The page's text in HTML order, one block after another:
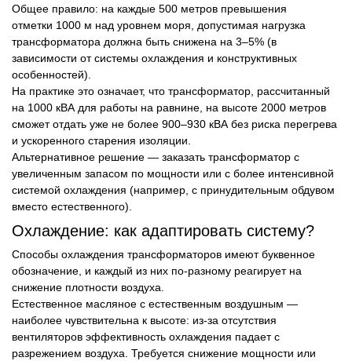
Общее правило: на каждые 500 метров превышения
отметки 1000 м над уровнем моря, допустимая нагрузка
трансформатора должна быть снижена на 3–5% (в
зависимости от системы охлаждения и конструктивных
особенностей).
На практике это означает, что трансформатор, рассчитанный
на 1000 кВА для работы на равнине, на высоте 2000 метров
сможет отдать уже не более 900–930 кВА без риска перегрева
и ускоренного старения изоляции.
Альтернативное решение — заказать трансформатор с
увеличенным запасом по мощности или с более интенсивной
системой охлаждения (например, с принудительным обдувом
вместо естественного).
Охлаждение: как адаптировать систему?
Способы охлаждения трансформаторов имеют буквенное
обозначение, и каждый из них по-разному реагирует на
снижение плотности воздуха.
Естественное масляное с естественным воздушным —
наиболее чувствительна к высоте: из-за отсутствия
вентиляторов эффективность охлаждения падает с
разрежением воздуха. Требуется снижение мощности или